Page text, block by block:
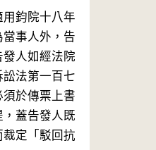
用鈞院十八年
事人外，告
人如經法院
法第一百七
於傳票上書
蓋告發人既
定「駁回抗